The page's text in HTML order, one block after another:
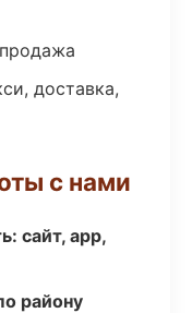
доставка,
с нами
сайт, app,
району